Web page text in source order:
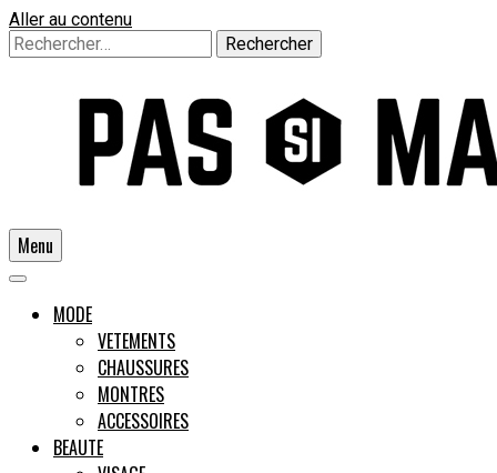
Aller au contenu
Rechercher :
Un guide pour l'homme moderne
Menu
MODE
VETEMENTS
CHAUSSURES
MONTRES
ACCESSOIRES
BEAUTE